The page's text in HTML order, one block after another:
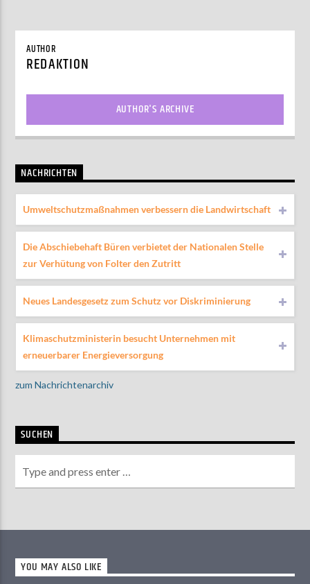
AUTHOR
REDAKTION
AUTHOR'S ARCHIVE
NACHRICHTEN
Umweltschutzmaßnahmen verbessern die Landwirtschaft
Die Abschiebehaft Büren verbietet der Nationalen Stelle
zur Verhütung von Folter den Zutritt
Neues Landesgesetz zum Schutz vor Diskriminierung
Klimaschutzministerin besucht Unternehmen mit
erneuerbarer Energieversorgung
zum Nachrichtenarchiv
SUCHEN
YOU MAY ALSO LIKE